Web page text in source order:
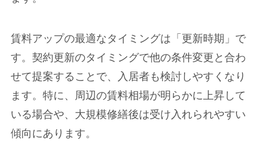
賃料アップの最適なタイミングは「更新時期」で
す。契約更新のタイミングで他の条件変更と合わ
せて提案することで、入居者も検討しやすくなり
ます。特に、周辺の賃料相場が明らかに上昇して
いる場合や、大規模修繕後は受け入れられやすい
傾向にあります。